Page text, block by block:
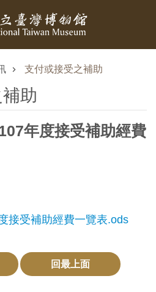
支付或接受之補助
助
年度接受補助經費
接受補助經費一覽表.ods
回最上面